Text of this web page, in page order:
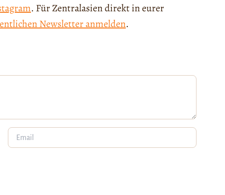
. Für Zentralasien direkt in eurer
Newsletter anmelden.